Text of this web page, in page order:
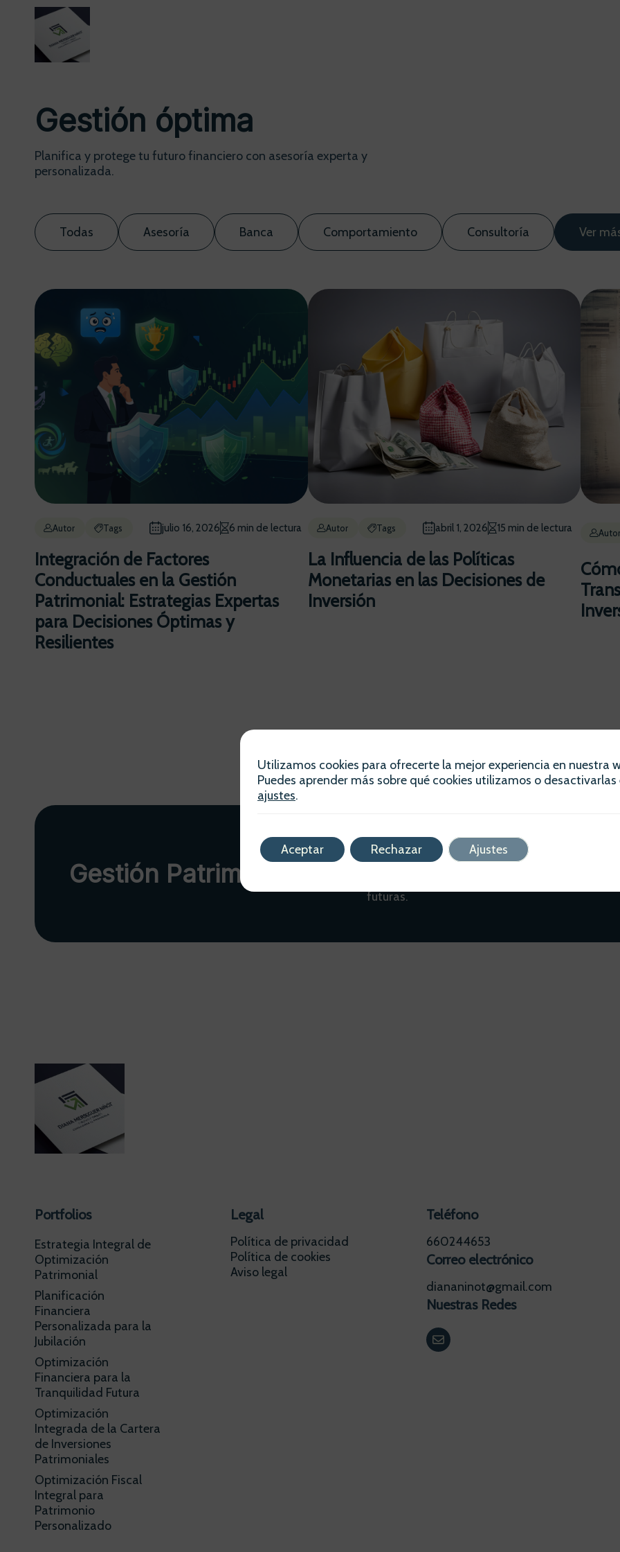
Gestión óptima
Planifica y protege tu futuro financiero con asesoría experta y
personalizada.
Todas Asesoría Banca Comportamiento Consultoría Ver
Autor Tags julio 16, 2026 6 min de lectura
Integración de Factores
Conductuales en la Gestión
Patrimonial: Estrategias Expertas
para Decisiones Óptimas y
Resilientes
Autor Tags abril 1, 2026 15 min de lectura
La Influencia de las Políticas
Monetarias en las Decisiones de
Inversión
Autor
Gestión Patrimonial
Descubre cómo optimizar tus finanzas
mano de Diana Merseguer Ninot. Planificación
futuras.
Portfolios
Estrategia Integral de
Optimización
Patrimonial
Planificación
Financiera
Personalizada para la
Jubilación
Optimización
Financiera para la
Tranquilidad Futura
Optimización
Integrada de la Cartera
de Inversiones
Patrimoniales
Optimización Fiscal
Integral para
Patrimonio
Personalizado
Legal
Política de privacidad
Política de cookies
Aviso legal
Teléfono
660244653
Correo electrónico
diananinot@gmail.com
Nuestras Redes
Utilizamos cookies para ofrecerte la mejor experiencia en nuestra
Puedes aprender más sobre qué cookies utilizamos o desactivarlas
ajustes.
Aceptar Rechazar Ajustes